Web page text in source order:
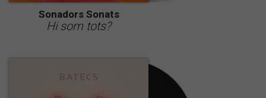
Sonadors Sonats
Hi som tots?